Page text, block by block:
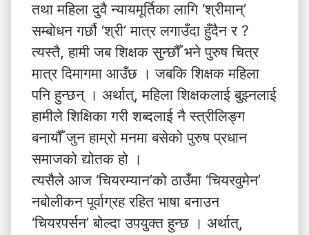
तथा महिला दुवै न्यायमूर्तिका लागि ‘श्रीमान्’
सम्बोधन गर्छौ ‘श्री’ मात्र लगाउँदा हुँदैन र ?
त्यस्तै, हामी जब शिक्षक सुन्छौँ भने पुरुष चित्र
मात्र दिमागमा आउँछ । जबकि शिक्षक महिला
पनि हुन्छन् । अर्थात्, महिला शिक्षकलाई बुझ्नलाई
हामीले शिक्षिका गरी शब्दलाई नै स्त्रीलिङ्ग
बनायौँ जुन हाम्रो मनमा बसेको पुरुष प्रधान
समाजको द्योतक हो ।
त्यसैले आज ‘चियरम्यान’को ठाउँमा ‘चियरवुमेन’
नबोलीकन पूर्वाग्रह रहित भाषा बनाउन
‘चियरपर्सन’ बोल्दा उपयुक्त हुन्छ । अर्थात्,